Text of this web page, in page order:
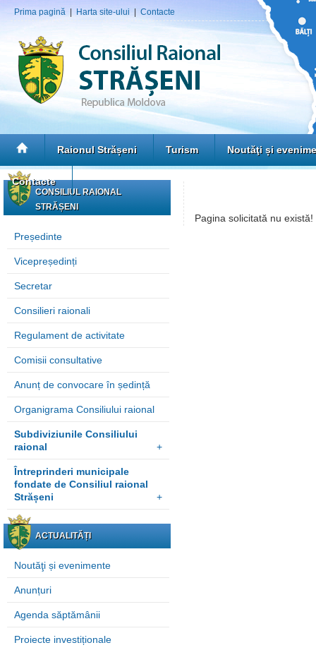
Prima pagină Harta site-ului Contacte
Raionul Strășeni Turism Noutăţi și
Contacte
CONSILIUL RAIONAL
STRĂȘENI
Președinte
Vicepreședinți
Secretar
Consilieri raionali
Regulament de activitate
Comisii consultative
Anunț de convocare în ședință
Organigrama Consiliului raional
Subdiviziunile Consiliului
raional
+
Întreprinderi municipale
fondate de Consiliul raional
Strășeni
+
ACTUALITĂȚI
Noutăţi și evenimente
Anunțuri
Agenda săptămânii
Proiecte investiționale
Pagina solicitată nu există!